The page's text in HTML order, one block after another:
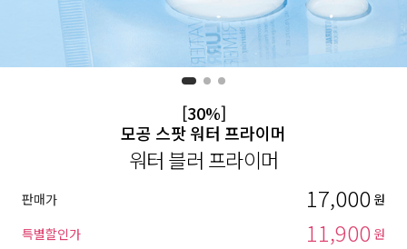
[30%]
모공 스팟 워터 프라이머
워터 블러 프라이머
판매가 17,000 원
특별할인가
11,900 원